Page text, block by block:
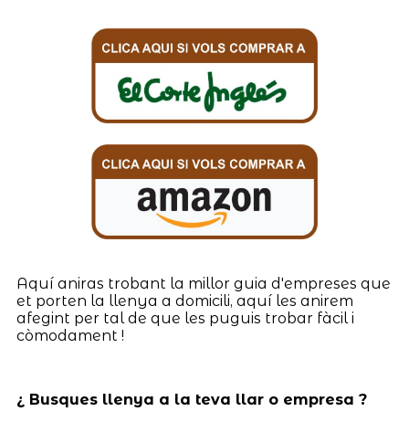
Aquí aniras trobant la millor guia d'empreses que
et porten la llenya a domicili, aquí les anirem
afegint per tal de que les puguis trobar fàcil i
còmodament !
¿ Busques llenya a la teva llar o empresa ?